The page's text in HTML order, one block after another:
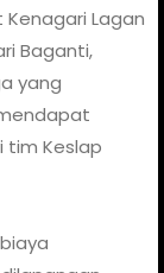
Lagan
Baganti,
yang
tim Keslap